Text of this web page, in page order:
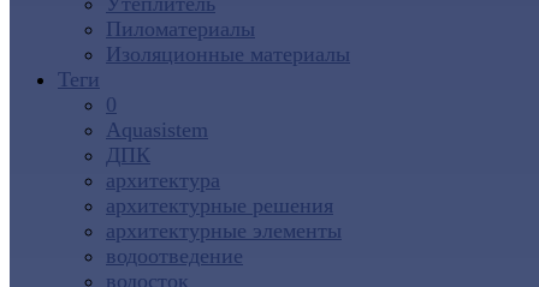
Пиломатериалы
Изоляционные материалы
Теги
0
Aquasistem
ДПК
архитектура
архитектурные решения
архитектурные элементы
водоотведение
водосток